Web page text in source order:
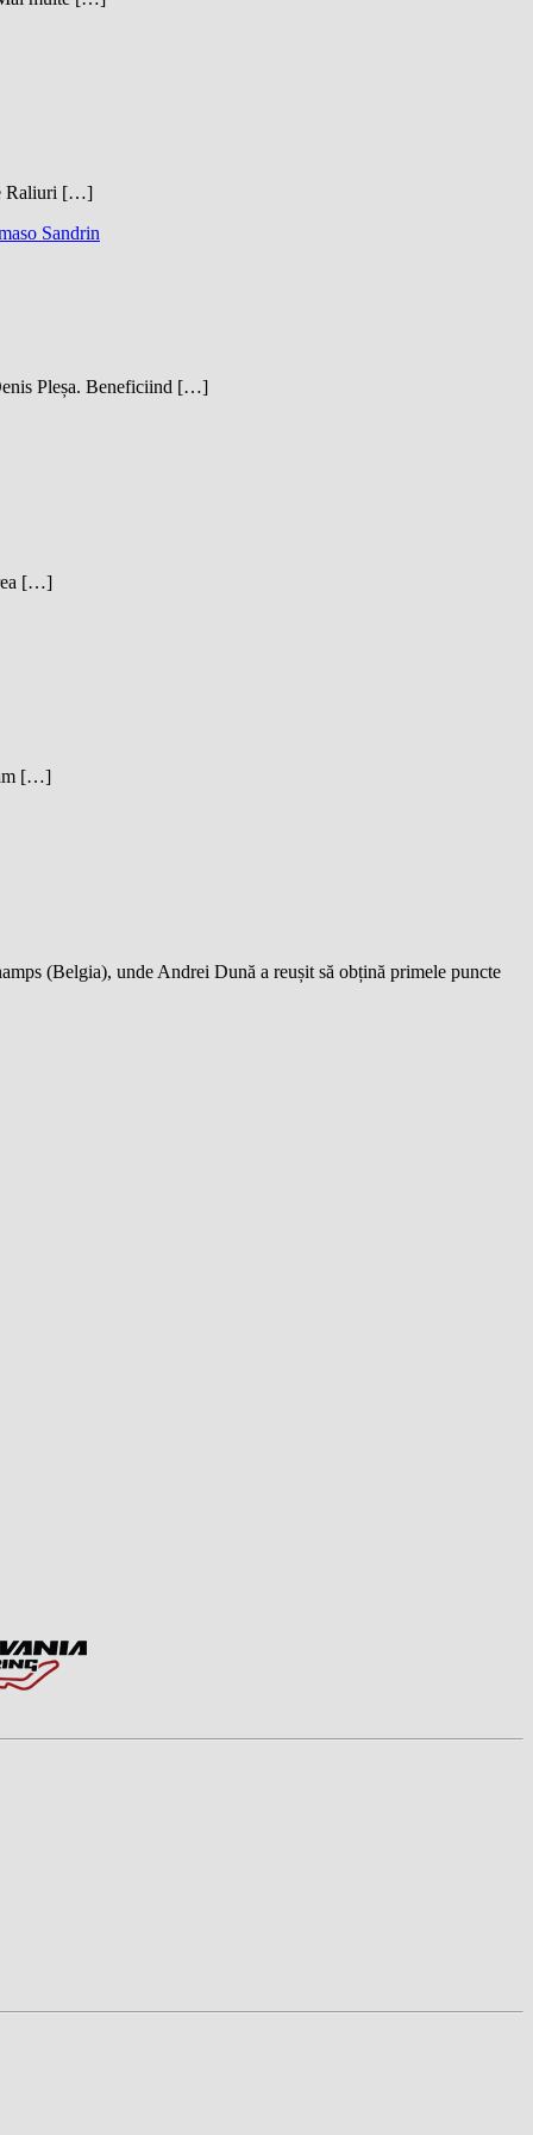
Raliuri […]
Sandrin
Pleșa. Beneficiind […]
[…]
[…]
(Belgia), unde Andrei Dună a reușit să obțină primele puncte